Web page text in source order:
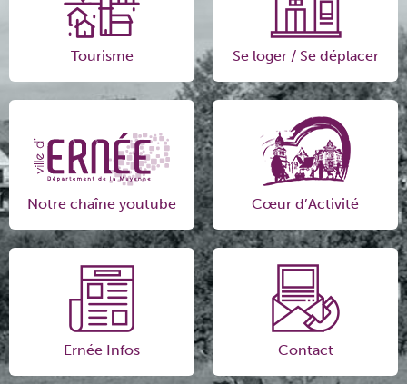
Tourisme Se loger / Se déplacer
Notre chaîne youtube Cœur d’Activité
Ernée Infos Contact